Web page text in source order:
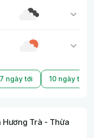
7 ngày tới 10 ngày tới
Hương Trà - Thừa